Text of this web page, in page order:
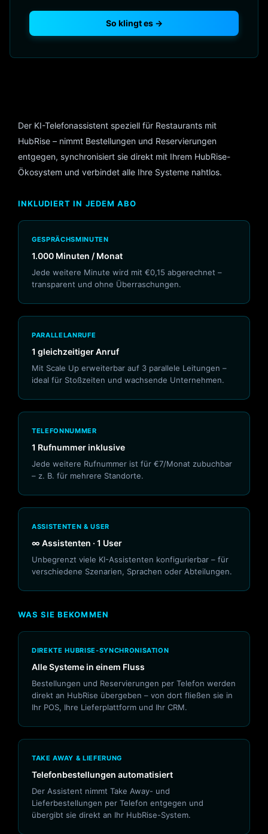
So klingt es →
Der KI-Telefonassistent speziell für Restaurants mit
HubRise – nimmt Bestellungen und Reservierungen
entgegen, synchronisiert sie direkt mit Ihrem HubRise-
Ökosystem und verbindet alle Ihre Systeme nahtlos.
INKLUDIERT IN JEDEM ABO
GESPRÄCHSMINUTEN
1.000 Minuten / Monat
Jede weitere Minute wird mit €0,15 abgerechnet –
transparent und ohne Überraschungen.
PARALLELANRUFE
1 gleichzeitiger Anruf
Mit Scale Up erweiterbar auf 3 parallele Leitungen –
ideal für Stoßzeiten und wachsende Unternehmen.
TELEFONNUMMER
1 Rufnummer inklusive
Jede weitere Rufnummer ist für €7/Monat zubuchbar
– z. B. für mehrere Standorte.
ASSISTENTEN & USER
∞ Assistenten · 1 User
Unbegrenzt viele KI-Assistenten konfigurierbar – für
verschiedene Szenarien, Sprachen oder Abteilungen.
WAS SIE BEKOMMEN
DIREKTE HUBRISE-SYNCHRONISATION
Alle Systeme in einem Fluss
Bestellungen und Reservierungen per Telefon werden
direkt an HubRise übergeben – von dort fließen sie in
Ihr POS, Ihre Lieferplattform und Ihr CRM.
TAKE AWAY & LIEFERUNG
Telefonbestellungen automatisiert
Der Assistent nimmt Take Away- und
Lieferbestellungen per Telefon entgegen und
übergibt sie direkt an Ihr HubRise-System.